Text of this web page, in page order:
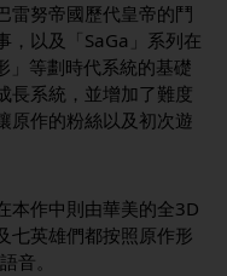
雷努帝國歷代皇帝的鬥
，以及「SaGa」系列在
」等劃時代系統的基礎
長系統，並增加了難度
原作的粉絲以及初次遊
本作中則由華美的全3D
七英雄們都按照原作形
音。